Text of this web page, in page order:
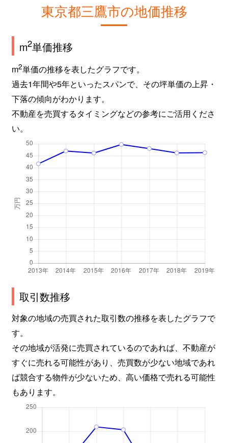
東京都三鷹市の地価推移
m2単価推移
m2単価の推移を表したグラフです。
過去1年間や5年といったスパンで、その坪単価の上昇・
下落の傾向がわかります。
不動産を売買するタイミングなどの参考にご活用くださ
い。
取引数推移
対象の地域の売買された取引数の推移を表したグラフで
す。
その地域が活発に売買されているのであれば、不動産が
すぐに売れる可能性があり、売買数が少ない地域であれ
ば競合する物件が少ないため、高い価格で売れる可能性
もあります。